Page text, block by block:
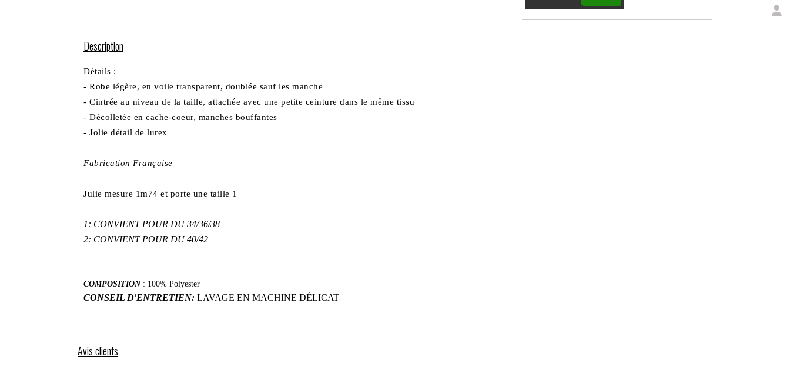
Description
Détails :
- Robe légère, en voile transparent, doublée sauf les manche
- Cintrée au niveau de la taille, attachée avec une petite ceinture dans le même tissu
- Décolletée en cache-coeur, manches bouffantes
- Jolie détail de lurex
Fabrication Française
Julie mesure 1m74 et porte une taille 1
1: CONVIENT POUR DU 34/36/38
2: CONVIENT POUR DU 40/42
COMPOSITION : 100% Polyester
CONSEIL D'ENTRETIEN: LAVAGE EN MACHINE DÉLICAT
Avis clients